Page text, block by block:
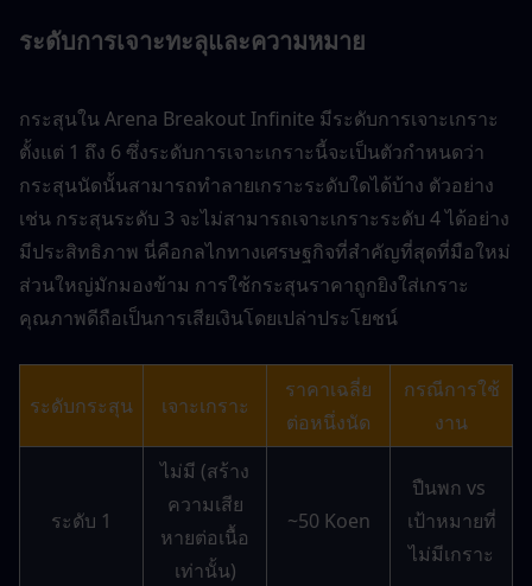
ระดับการเจาะทะลุและความหมาย
กระสุนใน Arena Breakout Infinite มีระดับการเจาะเกราะ
ตั้งแต่ 1 ถึง 6 ซึ่งระดับการเจาะเกราะนี้จะเป็นตัวกำหนดว่า
กระสุนนัดนั้นสามารถทำลายเกราะระดับใดได้บ้าง ตัวอย่าง
เช่น กระสุนระดับ 3 จะไม่สามารถเจาะเกราะระดับ 4 ได้อย่าง
มีประสิทธิภาพ นี่คือกลไกทางเศรษฐกิจที่สำคัญที่สุดที่มือใหม่
ส่วนใหญ่มักมองข้าม การใช้กระสุนราคาถูกยิงใส่เกราะ
คุณภาพดีถือเป็นการเสียเงินโดยเปล่าประโยชน์
ระดับกระสุน เจาะเกราะ
ราคาเฉลี่ย
ต่อหนึ่งนัด
กรณีการใช้
งาน
ระดับ 1
ไม่มี (สร้าง
ความเสีย
หายต่อเนื้อ
เท่านั้น)
~50 Koen
ปืนพก vs
เป้าหมายที่
ไม่มีเกราะ